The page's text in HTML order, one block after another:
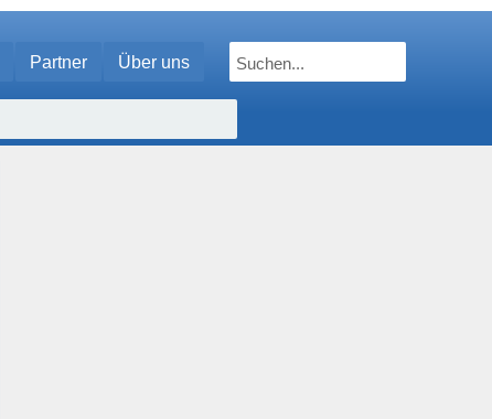
Partner Über uns